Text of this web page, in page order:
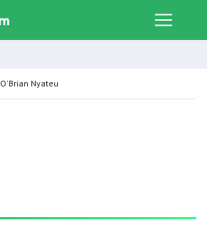
O'Brian Nyateu